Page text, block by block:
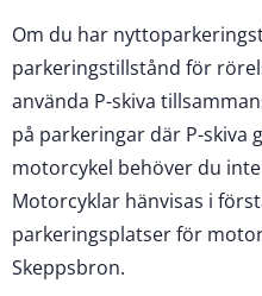
Om du har
parkeringstillstånd för
använda P-skiva
på parkeringar där P-skiva
motorcykel behöver du inte
Motorcyklar hänvisas i
parkeringsplatser för
Skeppsbron.